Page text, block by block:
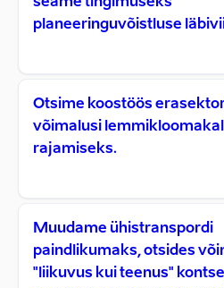
planeeringuvõistluse
Otsime koostöös
võimalusi
rajamiseks.
Muudame ühistranspordi
paindlikumaks, otsides
"liikuvus kui teenus"